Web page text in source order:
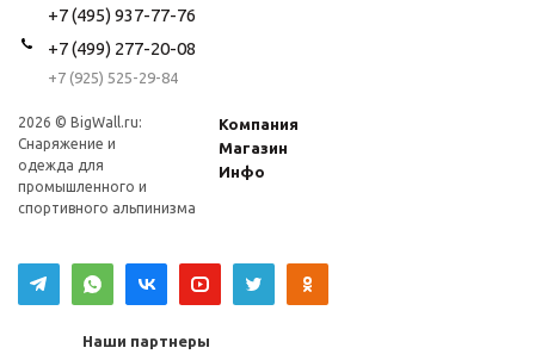
+7 (495) 937-77-76
+7 (499) 277-20-08
+7 (925) 525-29-84
2026 © BigWall.ru:
Снаряжение и
одежда для
промышленного и
спортивного альпинизма
Компания
Магазин
Инфо
Наши партнеры